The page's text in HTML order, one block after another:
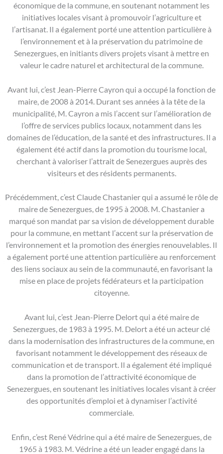
économique de la commune, en soutenant notamment les
initiatives locales visant à promouvoir l’agriculture et
l’artisanat. Il a également porté une attention particulière à
l’environnement et à la préservation du patrimoine de
Senezergues, en initiants divers projets visant à mettre en
valeur le cadre naturel et architectural de la commune.
Avant lui, c’est Jean-Pierre Cayron qui a occupé la fonction de
maire, de 2008 à 2014. Durant ses années à la tête de la
municipalité, M. Cayron a mis l’accent sur l’amélioration de
l’offre de services publics locaux, notamment dans les
domaines de l’éducation, de la santé et des infrastructures. Il a
également été actif dans la promotion du tourisme local,
cherchant à valoriser l’attrait de Senezergues auprès des
visiteurs et des résidents permanents.
Précédemment, c’est Claude Chastanier qui a assumé le rôle de
maire de Senezergues, de 1995 à 2008. M. Chastanier a
marqué son mandat par sa vision de développement durable
pour la commune, en mettant l’accent sur la préservation de
l’environnement et la promotion des énergies renouvelables. Il
a également porté une attention particulière au renforcement
des liens sociaux au sein de la communauté, en favorisant la
mise en place de projets fédérateurs et la participation
citoyenne.
Avant lui, c’est Jean-Pierre Delort qui a été maire de
Senezergues, de 1983 à 1995. M. Delort a été un acteur clé
dans la modernisation des infrastructures de la commune, en
favorisant notamment le développement des réseaux de
communication et de transport. Il a également été impliqué
dans la promotion de l’attractivité économique de
Senezergues, en soutenant les initiatives locales visant à créer
des opportunités d’emploi et à dynamiser l’activité
commerciale.
Enfin, c’est René Védrine qui a été maire de Senezergues, de
1965 à 1983. M. Védrine a été un leader engagé dans la